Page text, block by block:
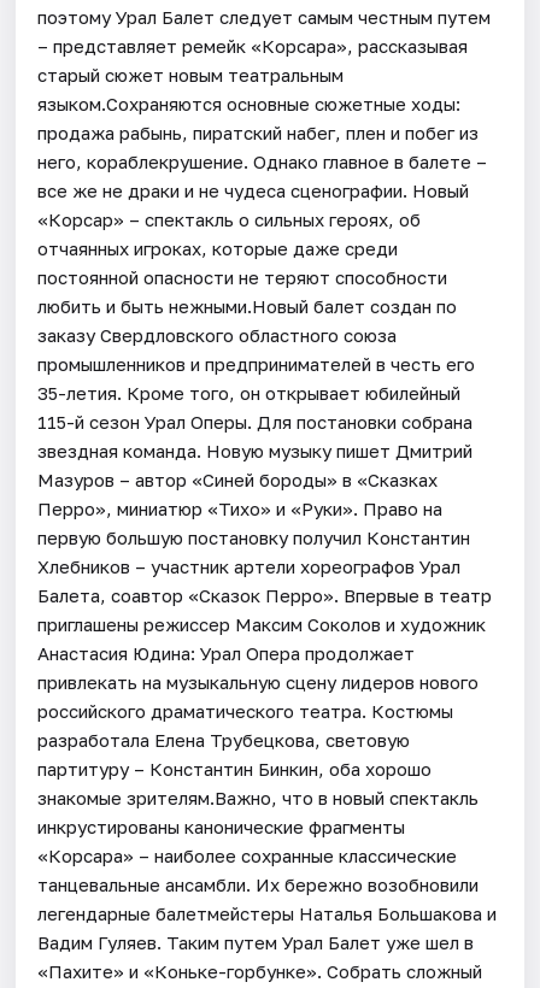
поэтому Урал Балет следует самым честным путем
– представляет ремейк «Корсара», рассказывая
старый сюжет новым театральным
языком.Сохраняются основные сюжетные ходы:
продажа рабынь, пиратский набег, плен и побег из
него, кораблекрушение. Однако главное в балете –
все же не драки и не чудеса сценографии. Новый
«Корсар» – спектакль о сильных героях, об
отчаянных игроках, которые даже среди
постоянной опасности не теряют способности
любить и быть нежными.Новый балет создан по
заказу Свердловского областного союза
промышленников и предпринимателей в честь его
35-летия. Кроме того, он открывает юбилейный
115-й сезон Урал Оперы. Для постановки собрана
звездная команда. Новую музыку пишет Дмитрий
Мазуров – автор «Синей бороды» в «Сказках
Перро», миниатюр «Тихо» и «Руки». Право на
первую большую постановку получил Константин
Хлебников – участник артели хореографов Урал
Балета, соавтор «Сказок Перро». Впервые в театр
приглашены режиссер Максим Соколов и художник
Анастасия Юдина: Урал Опера продолжает
привлекать на музыкальную сцену лидеров нового
российского драматического театра. Костюмы
разработала Елена Трубецкова, световую
партитуру – Константин Бинкин, оба хорошо
знакомые зрителям.Важно, что в новый спектакль
инкрустированы канонические фрагменты
«Корсара» – наиболее сохранные классические
танцевальные ансамбли. Их бережно возобновили
легендарные балетмейстеры Наталья Большакова и
Вадим Гуляев. Таким путем Урал Балет уже шел в
«Пахите» и «Коньке-горбунке». Собрать сложный